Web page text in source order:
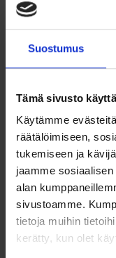
Suostumus
Tämä sivusto
Käytämme
räätälöimiseen,
tukemiseen ja
jaamme
alan
sivustoamme.
tietoja muihin
kerätty, kun olet
Tammi
nappikorvakorut,
pienikokoiset (0,9
huomaamattomasti,
kiinnittää katseet.
Valmistettu 925-
kestävä ja klassinen
korurasiassa ja
myös ihastuttavan